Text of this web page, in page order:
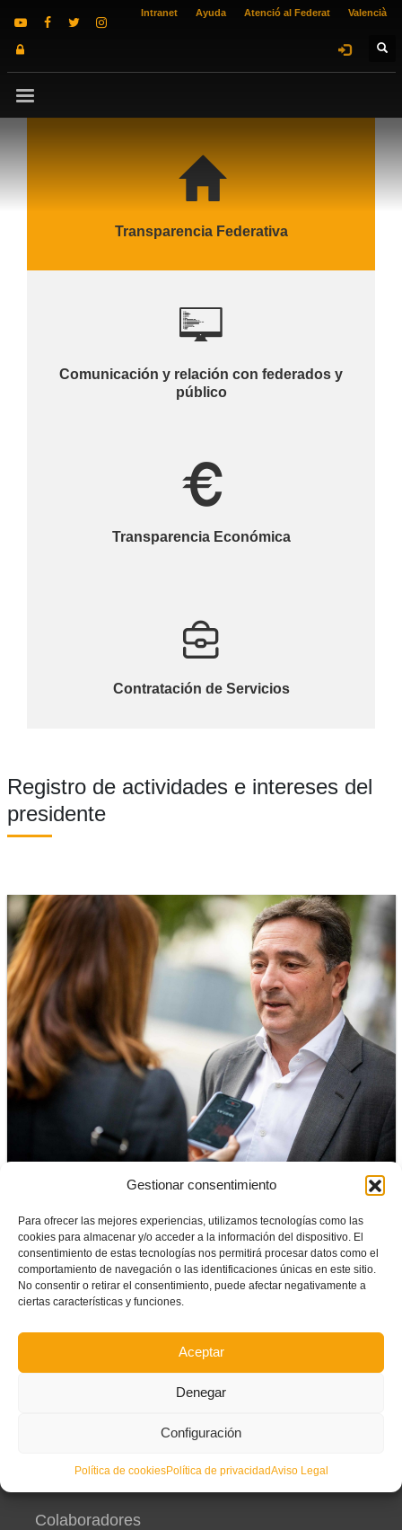
Gestionar consentimiento
Para ofrecer las mejores experiencias, utilizamos tecnologías como las
cookies para almacenar y/o acceder a la información del dispositivo. El
consentimiento de estas tecnologías nos permitirá procesar datos como el
comportamiento de navegación o las identificaciones únicas en este sitio.
No consentir o retirar el consentimiento, puede afectar negativamente a
ciertas características y funciones.
Aceptar
Denegar
Configuración
Política de cookiesPolítica de privacidadAviso Legal
Intranet Ayuda Atenció al Federat Valencià
Transparencia Federativa
Comunicación y relación con federados y
público
Transparencia Económica
Contratación de Servicios
Registro de actividades e intereses del
presidente
El presidente de laFederació de Futbol de la Comunitat Valenciana,Salva
Gomar,NOmantiene actividad profesional alguna fuera de laFFCV. Su dedicación al frente
de laFFCVes a tiempo completo, sin mantener ingresos de otras actividades.
Partners principales
Colaboradores